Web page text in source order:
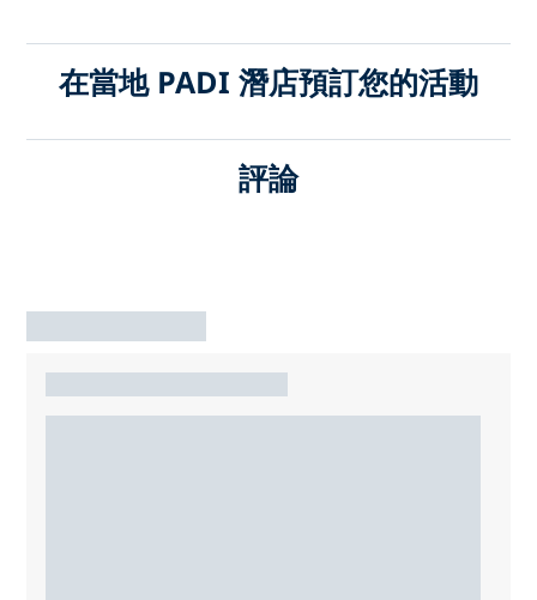
在當地 PADI 潛店預訂您的活動
評論